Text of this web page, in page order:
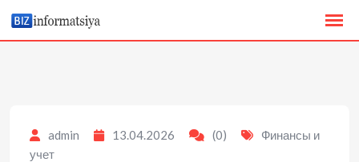
content
admin 13.04.2026 (0)
Финансы и
учет